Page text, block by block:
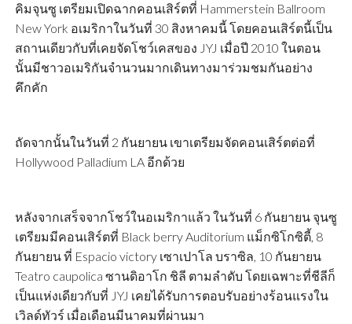
คิมจุนซู เตรียมเปิดฉากคอนเสิร์ตที่ Hammerstein Ballroom
New York อเมริกาในวันที่ 30 สิงหาคมนี้ โดยคอนเสิร์ตนี้เป็น
สถานเดียวกับที่เคยจัดโชว์เคสของ JYJ เมื่อปี 2010 ในตอน
นั้นมีชาวอเมริกันจำนวนมากเดินทางมาร่วมชมกันอย่าง
คึกคัก
ถัดจากนั้นในวันที่ 2 กันยายน เขาเตรียมจัดคอนเสิร์ตต่อที่
Hollywood Palladium LA อีกด้วย
หลังจากเสร็จจากโชว์ในอเมริกาแล้ว ในวันที่ 6 กันยายน จุนซู
เตรียมมีคอนเสิร์ตที่ Black berry Auditorium แม็กซิโกซิตี้, 8
กันยายน ที่ Espacio victory เซาเปาโล บราซิล, 10 กันยายน
Teatro caupolica ซานดิอาโก ชิลี ตามลำดับ โดยเฉพาะที่ชีลีก็
เป็นแห่งเดียวกับที่ JYJ เคยได้รับการตอบรับอย่างร้อนแรงใน
เวิลด์ทัวร์ เมื่อเดือนมีนาคมที่ผ่านมา